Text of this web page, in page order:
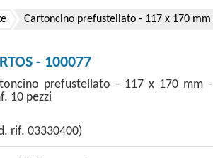
Cartoncino prefustellato - 117 x 170
- 100077
prefustellato - 117 x 170 mm
10 pezzi
rif. 03330400)